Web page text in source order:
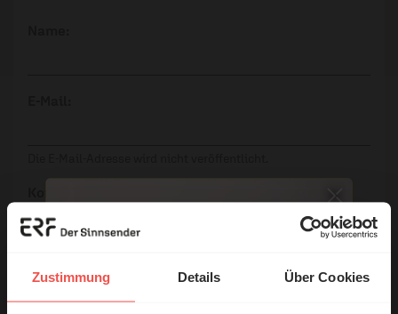
Zustimmung Details Über Cookies
Meinen Kommentar nicht öffentlich teilen.